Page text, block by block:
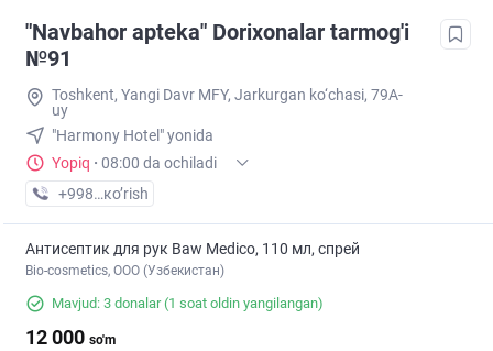
"Navbahor apteka" Dorixonalar tarmog'i
№91
Toshkent, Yangi Davr MFY, Jarkurgan ko‘chasi, 79A-
uy
"Harmony Hotel" yonida
Yopiq · 08:00 da ochiladi
+998 (94) XXX-XX-XX
кo’rish
Антисептик для рук Baw Medico, 110 мл, спрей
Bio-cosmetics, ООО (Узбекистан)
Mavjud: 3 donalar(1 soat oldin yangilangan)
12 000 so'm